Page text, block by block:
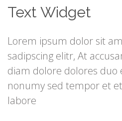
Text Widget
Lorem ipsum dolor sit
sadipscing elitr, At
diam dolore dolores duo
nonumy sed tempor et
labore